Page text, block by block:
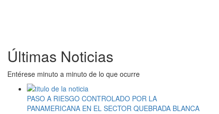
Últimas Noticias
Entérese minuto a minuto de lo que ocurre
PASO A RIESGO CONTROLADO POR LA
PANAMERICANA EN EL SECTOR QUEBRADA BLANCA